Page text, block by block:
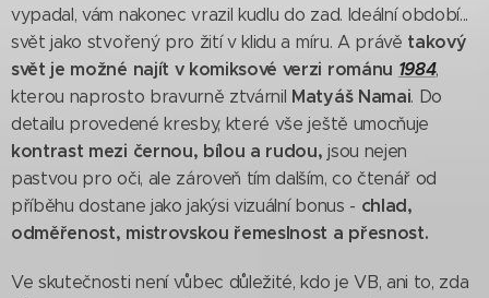
vypadal, vám nakonec vrazil kudlu do zad. Ideální období...
svět jako stvořený pro žití v klidu a míru. A právě takový
svět je možné najít v komiksové verzi románu 1984,
kterou naprosto bravurně ztvárnil Matyáš Namai. Do
detailu provedené kresby, které vše ještě umocňuje
kontrast mezi černou, bílou a rudou, jsou nejen
pastvou pro oči, ale zároveň tím dalším, co čtenář od
příběhu dostane jako jakýsi vizuální bonus - chlad,
odměřenost, mistrovskou řemeslnost a přesnost.
Ve skutečnosti není vůbec důležité, kdo je VB, ani to, zda